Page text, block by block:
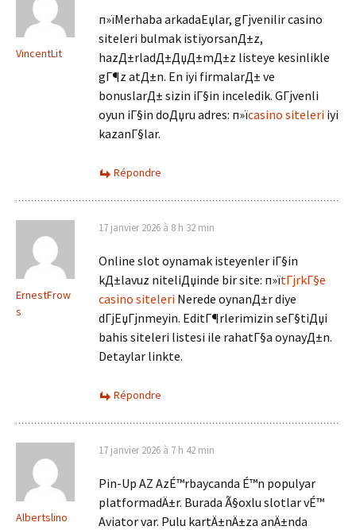
VincentLit
п»їMerhaba arkadaЕџlar, gГјvenilir casino
siteleri bulmak istiyorsanД±z,
hazД±rladД±ДџД±mД±z listeye kesinlikle
gГ¶z atД±n. En iyi firmalarД± ve
bonuslarД± sizin iГ§in inceledik. GГјvenli
oyun iГ§in doДџru adres: п»їcasino siteleri iyi
kazanГ§lar.
Répondre
ErnestFrow
s
17 janvier 2026 à 8 h 32 min
Online slot oynamak isteyenler iГ§in
kД±lavuz niteliДџinde bir site: п»їtГјrkГ§e
casino siteleri Nerede oynanД±r diye
dГјЕџГјnmeyin. EditГ¶rlerimizin seГ§tiДџi
bahis siteleri listesi ile rahatГ§a oynayД±n.
Detaylar linkte.
Répondre
Albertslino
17 janvier 2026 à 7 h 42 min
Pin-Up AZ AzÉ™rbaycanda É™n populyar
platformadÄ±r. Burada Ã§oxlu slotlar vÉ™
Aviator var. Pulu kartÄ±nÄ±za anÄ±nda